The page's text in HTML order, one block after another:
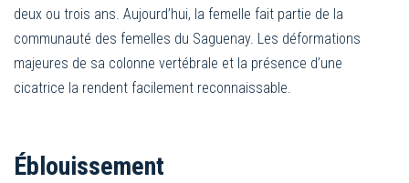
deux ou trois ans. Aujourd’hui, la femelle fait partie de la
communauté des femelles du Saguenay. Les déformations
majeures de sa colonne vertébrale et la présence d’une
cicatrice la rendent facilement reconnaissable.
Éblouissement